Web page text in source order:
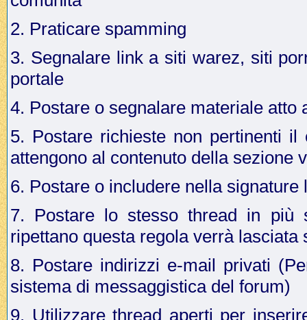
2. Praticare spamming
3. Segnalare link a siti warez, siti
portale
4. Postare o segnalare materiale
5. Postare richieste non pertinenti
attengono al contenuto della sezione
6. Postare o includere nella
7. Postare lo stesso thread in più
ripettano questa regola verrà lasciata
8. Postare indirizzi e-mail privati
sistema di messaggistica del forum)
9. Utilizzare thread aperti per